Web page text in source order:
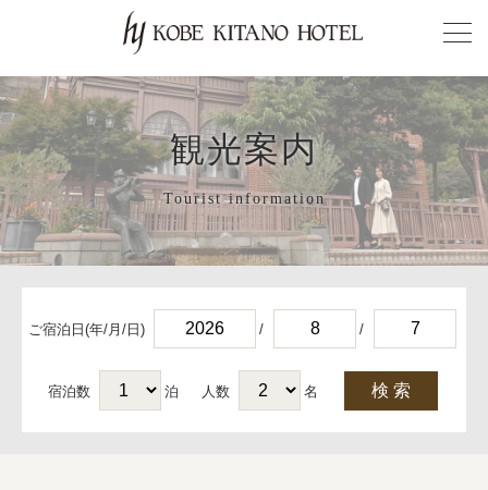
観光案内
Tourist information
ご宿泊日(年/月/日) / /
宿泊数 泊 人数 名